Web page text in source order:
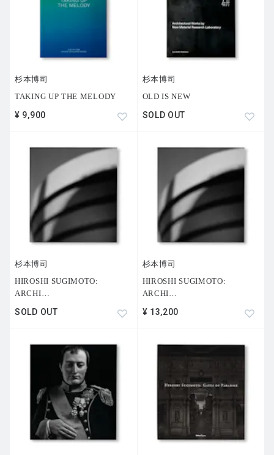
杉本博司
TAKING UP THE MELODY
¥ 9,900
杉本博司
OLD IS NEW
SOLD OUT
杉本博司
HIROSHI SUGIMOTO:
ARCHI…
SOLD OUT
杉本博司
HIROSHI SUGIMOTO:
ARCHI…
¥ 13,200